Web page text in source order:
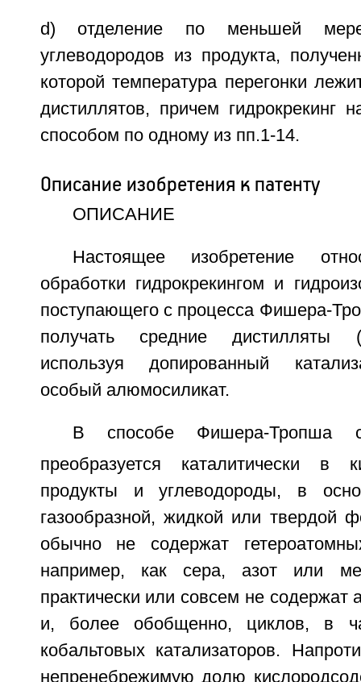
d) отделение по меньшей
углеводородов из продукта,
которой температура перегонки
дистиллятов, причем гидрокрекинг
способом по одному из пп.1-14.
Описание изобретения к патенту
ОПИСАНИЕ
Настоящее изобретение
обработки гидрокрекингом и
поступающего с процесса Фишера-
получать средние дистилляты
используя допированный
особый алюмосиликат.
В способе Фишера-Тропша
преобразуется каталитически в
продукты и углеводороды, в
газообразной, жидкой или твердой
обычно не содержат
например, как сера, азот или
практически или совсем не содержат
и, более обобщенно, циклов, в
кобальтовых катализаторов.
непренебрежимую долю